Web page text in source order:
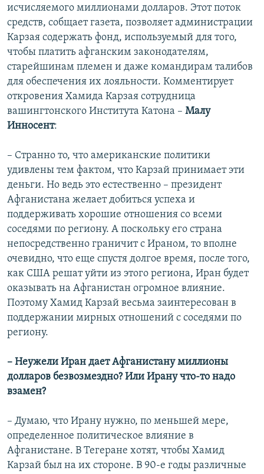
исчисляемого миллионами долларов. Этот поток
средств, собщает газета, позволяет администрации
Карзая содержать фонд, используемый для того,
чтобы платить афганским законодателям,
старейшинам племен и даже командирам талибов
для обеспечения их лояльности. Комментирует
откровения Хамида Карзая сотрудница
вашингтонского Института Катона – Малу
Инносент:
– Странно то, что американские политики
удивлены тем фактом, что Карзай принимает эти
деньги. Но ведь это естественно – президент
Афганистана желает добиться успеха и
поддерживать хорошие отношения со всеми
соседями по региону. А поскольку его страна
непосредственно граничит с Ираном, то вполне
очевидно, что еще спустя долгое время, после того,
как США решат уйти из этого региона, Иран будет
оказывать на Афганистан огромное влияние.
Поэтому Хамид Карзай весьма заинтересован в
поддержании мирных отношений с соседями по
региону.
– Неужели Иран дает Афганистану миллионы
долларов безвозмездно? Или Ирану что-то надо
взамен?
– Думаю, что Ирану нужно, по меньшей мере,
определенное политическое влияние в
Афганистане. В Тегеране хотят, чтобы Хамид
Карзай был на их стороне. В 90-е годы различные